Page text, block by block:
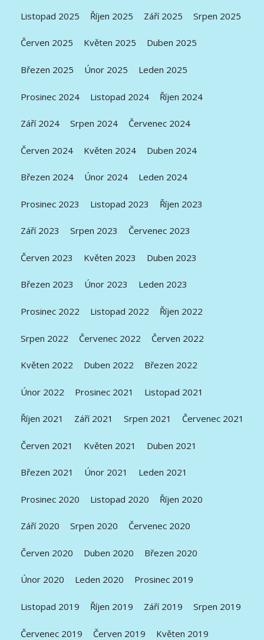
Listopad 2025 Říjen 2025 Září 2025 Srpen 2025
Červen 2025 Květen 2025 Duben 2025
Březen 2025 Únor 2025 Leden 2025
Prosinec 2024 Listopad 2024 Říjen 2024
Září 2024 Srpen 2024 Červenec 2024
Červen 2024 Květen 2024 Duben 2024
Březen 2024 Únor 2024 Leden 2024
Prosinec 2023 Listopad 2023 Říjen 2023
Září 2023 Srpen 2023 Červenec 2023
Červen 2023 Květen 2023 Duben 2023
Březen 2023 Únor 2023 Leden 2023
Prosinec 2022 Listopad 2022 Říjen 2022
Srpen 2022 Červenec 2022 Červen 2022
Květen 2022 Duben 2022 Březen 2022
Únor 2022 Prosinec 2021 Listopad 2021
Říjen 2021 Září 2021 Srpen 2021 Červenec 2021
Červen 2021 Květen 2021 Duben 2021
Březen 2021 Únor 2021 Leden 2021
Prosinec 2020 Listopad 2020 Říjen 2020
Září 2020 Srpen 2020 Červenec 2020
Červen 2020 Duben 2020 Březen 2020
Únor 2020 Leden 2020 Prosinec 2019
Listopad 2019 Říjen 2019 Září 2019 Srpen 2019
Červenec 2019 Červen 2019 Květen 2019